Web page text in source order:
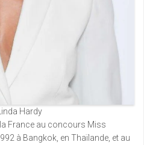
Hardy
France au concours Miss
à Bangkok, en Thaïlande, et au